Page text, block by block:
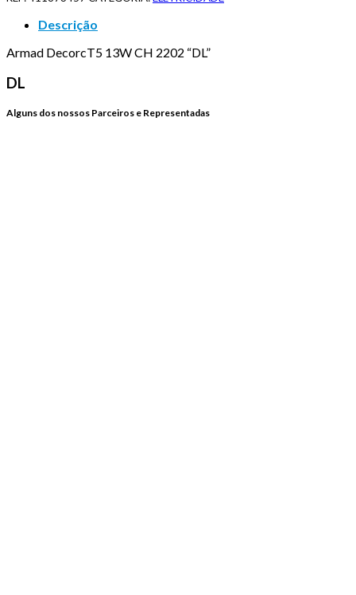
CH
"DL"
Descrição
Armad DecorcT5 13W CH 2202 “DL”
DL
Alguns dos nossos Parceiros e Representadas